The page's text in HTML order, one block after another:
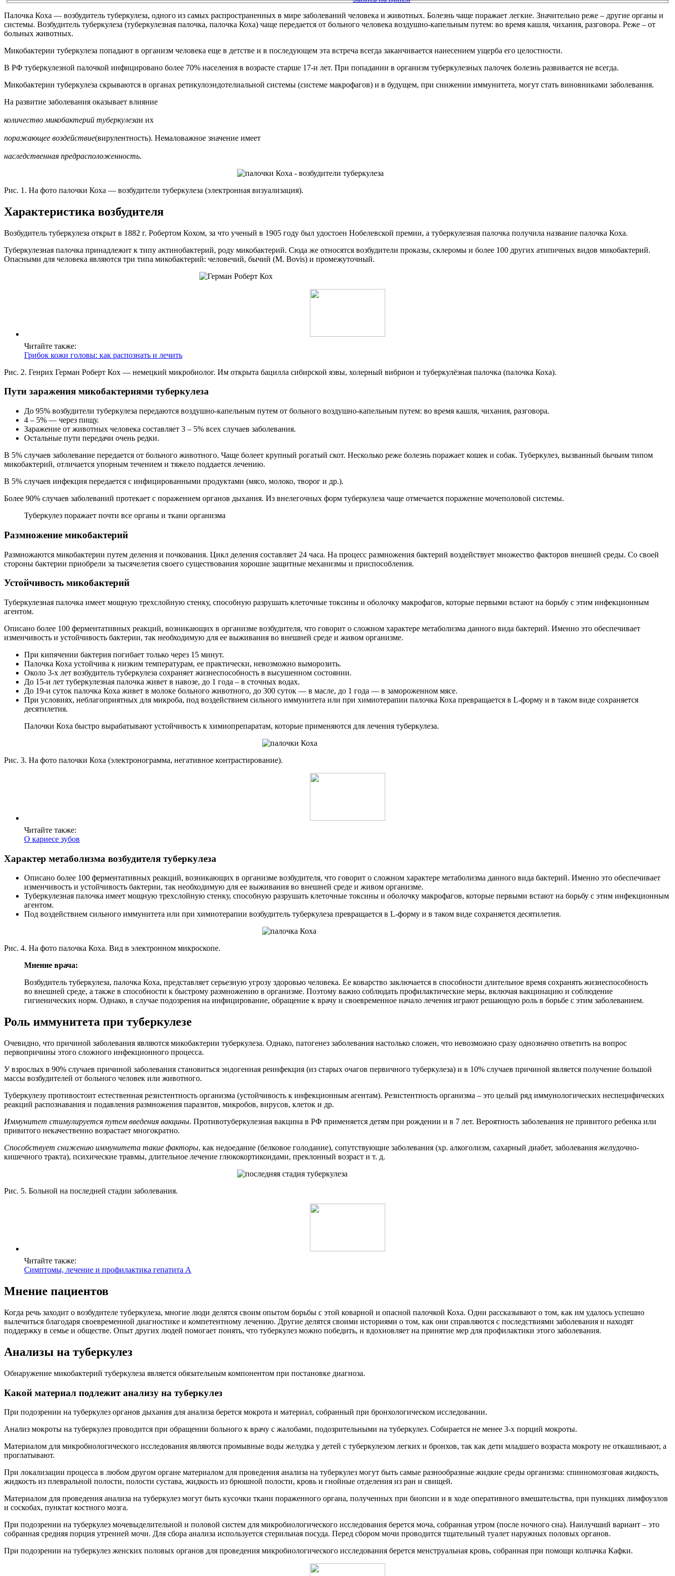
Палочка Коха — возбудитель туберкулеза, одного из самых распространенных в мире заболеваний человека и животных. Болезнь чаще поражает легкие. Значительно реже – другие органы и
системы. Возбудитель туберкулеза (туберкулезная палочка, палочка Коха) чаще передается от больного человека воздушно-капельным путем: во время кашля, чихания, разговора. Реже – от
больных животных.
Микобактерии туберкулеза попадают в организм человека еще в детстве и в последующем эта встреча всегда заканчивается нанесением ущерба его целостности.
В РФ туберкулезной палочкой инфицировано более 70% населения в возрасте старше 17-и лет. При попадании в организм туберкулезных палочек болезнь развивается не всегда.
Микобактерии туберкулеза скрываются в органах ретикулоэндотелиальной системы (системе макрофагов) и в будущем, при снижении иммунитета, могут стать виновниками заболевания.
На развитие заболевания оказывает влияние
количество микобактерий туберкулезаи их
поражающее воздействие(вирулентность). Немаловажное значение имеет
наследственная предрасположенность.
Рис. 1. На фото палочки Коха — возбудители туберкулеза (электронная визуализация).
Характеристика возбудителя
Возбудитель туберкулеза открыт в 1882 г. Робертом Кохом, за что ученый в 1905 году был удостоен Нобелевской премии, а туберкулезная палочка получила название палочка Коха.
Туберкулезная палочка принадлежит к типу актинобактерий, роду микобактерий. Сюда же относятся возбудители проказы, склеромы и более 100 других атипичных видов микобактерий.
Опасными для человека являются три типа микобактерий: человечий, бычий (M. Bovis) и промежуточный.
Читайте также:
Грибок кожи головы: как распознать и лечить
Рис. 2. Генрих Герман Роберт Кох — немецкий микробиолог. Им открыта бацилла сибирской язвы, холерный вибрион и туберкулёзная палочка (палочка Коха).
Пути заражения микобактериями туберкулеза
До 95% возбудители туберкулеза передаются воздушно-капельным путем от больного воздушно-капельным путем: во время кашля, чихания, разговора.
4 – 5% — через пищу.
Заражение от животных человека составляет 3 – 5% всех случаев заболевания.
Остальные пути передачи очень редки.
В 5% случаев заболевание передается от больного животного. Чаще болеет крупный рогатый скот. Несколько реже болезнь поражает кошек и собак. Туберкулез, вызванный бычьим типом
микобактерий, отличается упорным течением и тяжело поддается лечению.
В 5% случаев инфекция передается с инфицированными продуктами (мясо, молоко, творог и др.).
Более 90% случаев заболеваний протекает с поражением органов дыхания. Из внелегочных форм туберкулеза чаще отмечается поражение мочеполовой системы.
Туберкулез поражает почти все органы и ткани организма
Размножение микобактерий
Размножаются микобактерии путем деления и почкования. Цикл деления составляет 24 часа. На процесс размножения бактерий воздействует множество факторов внешней среды. Со своей
стороны бактерии приобрели за тысячелетия своего существования хорошие защитные механизмы и приспособления.
Устойчивость микобактерий
Туберкулезная палочка имеет мощную трехслойную стенку, способную разрушать клеточные токсины и оболочку макрофагов, которые первыми встают на борьбу с этим инфекционным
агентом.
Описано более 100 ферментативных реакций, возникающих в организме возбудителя, что говорит о сложном характере метаболизма данного вида бактерий. Именно это обеспечивает
изменчивость и устойчивость бактерии, так необходимую для ее выживания во внешней среде и живом организме.
При кипячении бактерия погибает только через 15 минут.
Палочка Коха устойчива к низким температурам, ее практически, невозможно выморозить.
Около 3-х лет возбудитель туберкулеза сохраняет жизнеспособность в высушенном состоянии.
До 15-и лет туберкулезная палочка живет в навозе, до 1 года – в сточных водах.
До 19-и суток палочка Коха живет в молоке больного животного, до 300 суток — в масле, до 1 года — в замороженном мясе.
При условиях, неблагоприятных для микроба, под воздействием сильного иммунитета или при химиотерапии палочка Коха превращается в L-форму и в таком виде сохраняется
десятилетия.
Палочки Коха быстро вырабатывают устойчивость к химиопрепаратам, которые применяются для лечения туберкулеза.
Рис. 3. На фото палочки Коха (электронограмма, негативное контрастирование).
Читайте также:
О кариесе зубов
Характер метаболизма возбудителя туберкулеза
Описано более 100 ферментативных реакций, возникающих в организме возбудителя, что говорит о сложном характере метаболизма данного вида бактерий. Именно это обеспечивает
изменчивость и устойчивость бактерии, так необходимую для ее выживания во внешней среде и живом организме.
Туберкулезная палочка имеет мощную трехслойную стенку, способную разрушать клеточные токсины и оболочку макрофагов, которые первыми встают на борьбу с этим инфекционным
агентом.
Под воздействием сильного иммунитета или при химиотерапии возбудитель туберкулеза превращается в L-форму и в таком виде сохраняется десятилетия.
Рис. 4. На фото палочка Коха. Вид в электронном микроскопе.
Мнение врача:
Возбудитель туберкулеза, палочка Коха, представляет серьезную угрозу здоровью человека. Ее коварство заключается в способности длительное время сохранять жизнеспособность
во внешней среде, а также в способности к быстрому размножению в организме. Поэтому важно соблюдать профилактические меры, включая вакцинацию и соблюдение
гигиенических норм. Однако, в случае подозрения на инфицирование, обращение к врачу и своевременное начало лечения играют решающую роль в борьбе с этим заболеванием.
Роль иммунитета при туберкулезе
Очевидно, что причиной заболевания являются микобактерии туберкулеза. Однако, патогенез заболевания настолько сложен, что невозможно сразу однозначно ответить на вопрос
первопричины этого сложного инфекционного процесса.
У взрослых в 90% случаев причиной заболевания становиться эндогенная реинфекция (из старых очагов первичного туберкулеза) и в 10% случаев причиной является получение большой
массы возбудителей от больного человек или животного.
Туберкулезу противостоит естественная резистентность организма (устойчивость к инфекционным агентам). Резистентность организма – это целый ряд иммунологических неспецифических
реакций распознавания и подавления размножения паразитов, микробов, вирусов, клеток и др.
Иммунитет стимулируется путем введения вакцины. Противотуберкулезная вакцина в РФ применяется детям при рождении и в 7 лет. Вероятность заболевания не привитого ребенка или
привитого некачественно возрастает многократно.
Способствует снижению иммунитета такие факторы, как недоедание (белковое голодание), сопутствующие заболевания (хр. алкоголизм, сахарный диабет, заболевания желудочно-
кишечного тракта), психические травмы, длительное лечение глюкокортикоидами, преклонный возраст и т. д.
Рис. 5. Больной на последней стадии заболевания.
Читайте также:
Симптомы, лечение и профилактика гепатита А
Мнение пациентов
Когда речь заходит о возбудителе туберкулеза, многие люди делятся своим опытом борьбы с этой коварной и опасной палочкой Коха. Одни рассказывают о том, как им удалось успешно
вылечиться благодаря своевременной диагностике и компетентному лечению. Другие делятся своими историями о том, как они справляются с последствиями заболевания и находят
поддержку в семье и обществе. Опыт других людей помогает понять, что туберкулез можно победить, и вдохновляет на принятие мер для профилактики этого заболевания.
Анализы на туберкулез
Обнаружение микобактерий туберкулеза является обязательным компонентом при постановке диагноза.
Какой материал подлежит анализу на туберкулез
При подозрении на туберкулез органов дыхания для анализа берется мокрота и материал, собранный при бронхологическом исследовании.
Анализ мокроты на туберкулез проводится при обращении больного к врачу с жалобами, подозрительными на туберкулез. Собирается не менее 3-х порций мокроты.
Материалом для микробиологического исследования являются промывные воды желудка у детей с туберкулезом легких и бронхов, так как дети младшего возраста мокроту не откашливают, а
проглатывают.
При локализации процесса в любом другом органе материалом для проведения анализа на туберкулез могут быть самые разнообразные жидкие среды организма: спинномозговая жидкость,
жидкость из плевральной полости, полости сустава, жидкость из брюшной полости, кровь и гнойные отделения из ран и свищей.
Материалом для проведения анализа на туберкулез могут быть кусочки ткани пораженного органа, полученных при биопсии и в ходе оперативного вмешательства, при пункциях лимфоузлов
и соскобах, пунктат костного мозга.
При подозрении на туберкулез мочевыделительной и половой систем для микробиологического исследования берется моча, собранная утром (после ночного сна). Наилучший вариант – это
собранная средняя порция утренней мочи. Для сбора анализа используется стерильная посуда. Перед сбором мочи проводится тщательный туалет наружных половых органов.
При подозрении на туберкулез женских половых органов для проведения микробиологического исследования берется менструальная кровь, собранная при помощи колпачка Кафки.